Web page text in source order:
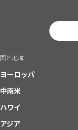
国と地域
ヨーロッパ
中南米
ハワイ
アジア